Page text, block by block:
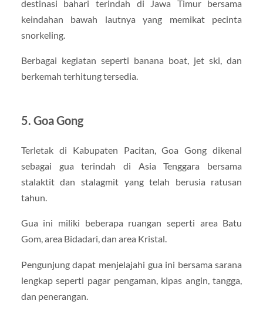
destinasi bahari terindah di Jawa Timur bersama
keindahan bawah lautnya yang memikat pecinta
snorkeling.
Berbagai kegiatan seperti banana boat, jet ski, dan
berkemah terhitung tersedia.
5. Goa Gong
Terletak di Kabupaten Pacitan, Goa Gong dikenal
sebagai gua terindah di Asia Tenggara bersama
stalaktit dan stalagmit yang telah berusia ratusan
tahun.
Gua ini miliki beberapa ruangan seperti area Batu
Gom, area Bidadari, dan area Kristal.
Pengunjung dapat menjelajahi gua ini bersama sarana
lengkap seperti pagar pengaman, kipas angin, tangga,
dan penerangan.